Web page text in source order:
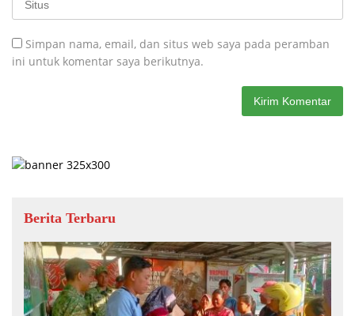
Simpan nama, email, dan situs web saya pada peramban
ini untuk komentar saya berikutnya.
Berita Terbaru